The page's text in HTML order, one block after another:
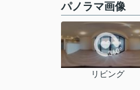
パノラマ画像
リビング